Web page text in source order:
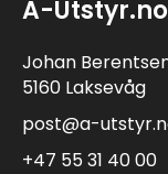
A-Utstyr.no
Johan
5160 Laksevåg
post@a-
+47 55 31 40 00